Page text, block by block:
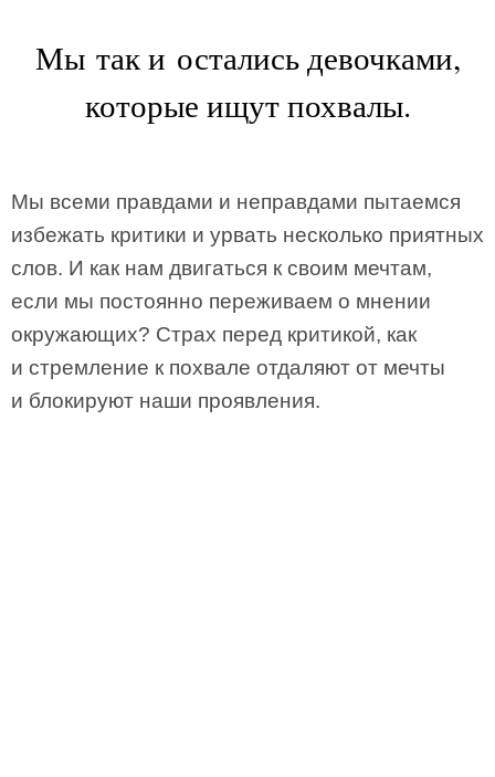
Мы так и остались девочками,
которые ищут похвалы.
Мы всеми правдами и неправдами пытаемся
избежать критики и урвать несколько приятных
слов. И как нам двигаться к своим мечтам,
если мы постоянно переживаем о мнении
окружающих? Страх перед критикой, как
и стремление к похвале отдаляют от мечты
и блокируют наши проявления.